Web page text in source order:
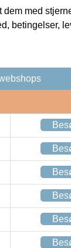
med
betingelser,